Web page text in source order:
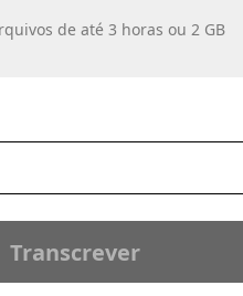
de até 3 horas ou 2 GB
Transcrever